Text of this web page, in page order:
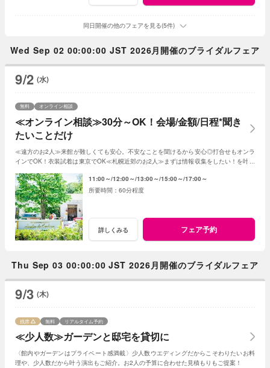
同日開催の他のフェアを見る(5件)
Wed Sep 02 00:00:00 JST 2026月開催のブライダルフェア
9/2 (水)
≪オンライン相談≫30分～OK！会場/金額/日程*聞き
たいことだけ
無料 オンライン相談
≪遠方のお2人≫来館が難しくても安心。不安なことを聞けるから安心◎打合せもオンラ
インでOK！衣装試着は東京でOK≪札幌近郊のお2人≫まずは情報収集をしたい！を叶え
11:00～ 12:00～ 13:00～ 15:00～ 17:00～
60分程度
詳しくみる フェア予約
Thu Sep 03 00:00:00 JST 2026月開催のブライダルフェア
9/3 (木)
≪少人数≫ガーデンと邸宅を貸切に
残席 無料 リアルタイム予約
〈館内やガーデンはプライベート感満載〉少人数ウエディングだからこそわりたいお料
理や、少人数だから叶う演出もご紹介。お2人の予算に合わせた見積もりもご提案！